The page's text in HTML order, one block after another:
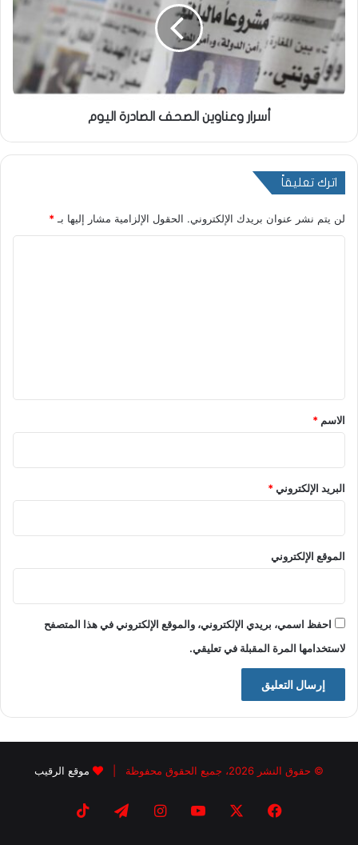
أسرار وعناوين الصحف الصادرة اليوم
اترك تعليقاً
لن يتم نشر عنوان بريدك الإلكتروني. الحقول الإلزامية مشار إليها بـ *
*
الاسم *
البريد الإلكتروني*
الموقع الإلكتروني
احفظ اسمي، بريدي الإلكتروني، والموقع الإلكتروني في هذا المتصفح
لاستخدامها المرة المقبلة في تعليقي.
© حقوق النشر 2026، جميع الحقوق محفوظة | موقع الرقيب
فيسبوك يوتيوبانستقرامتيلقرام